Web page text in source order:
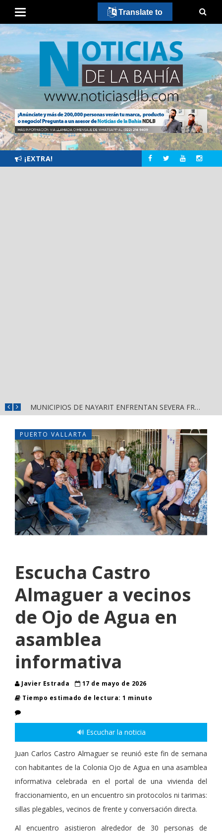
¡EXTRA!
MUNICIPIOS DE NAYARIT ENFRENTAN SEVERA FRAGILIDAD FINANCIERA POR DEUDAS Y NÓMINAS
PUERTO VALLARTA
Escucha Castro
Almaguer a vecinos
de Ojo de Agua en
asamblea
informativa
Javier Estrada
17 de mayo de 2026
Tiempo estimado de lectura: 1 minuto
🔊 Escuchar la noticia
Juan Carlos Castro Almaguer se reunió este fin de semana
con habitantes de la Colonia Ojo de Agua en una asamblea
informativa celebrada en el portal de una vivienda del
fraccionamiento, en un encuentro sin protocolos ni tarimas:
sillas plegables, vecinos de frente y conversación directa.
Al encuentro asistieron alrededor de 30 personas de
Translate to